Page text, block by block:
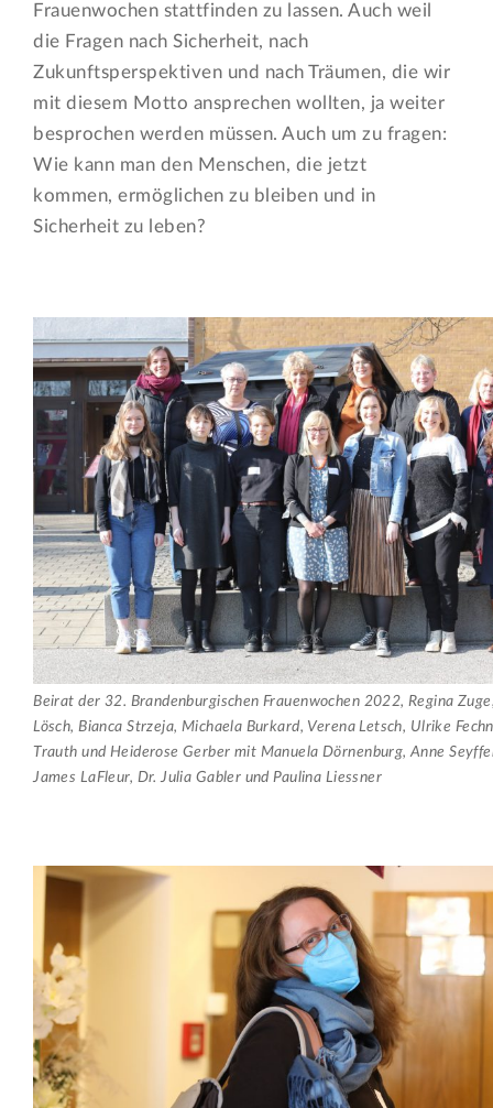
Frauenwochen stattfinden zu lassen. Auch weil
die Fragen nach Sicherheit, nach
Zukunftsperspektiven und nach Träumen, die wir
mit diesem Motto ansprechen wollten, ja weiter
besprochen werden müssen. Auch um zu fragen:
Wie kann man den Menschen, die jetzt
kommen, ermöglichen zu bleiben und in
Sicherheit zu leben?
Beirat der 32. Brandenburgischen Frauenwochen 2022, Regina
Lösch, Bianca Strzeja, Michaela Burkard, Verena Letsch, Ulrike
Trauth und Heiderose Gerber mit Manuela Dörnenburg, Anne
James LaFleur, Dr. Julia Gabler und Paulina Liessner